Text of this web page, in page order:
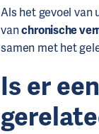
Als het gevoel van
vanchronische
samen met het
Is er